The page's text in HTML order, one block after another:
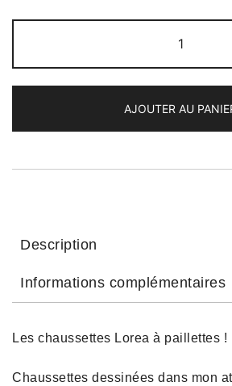
de
Lorea
AJOUTER AU
Description
Informations complémentaires
Les chaussettes Lorea à paillettes !
Chaussettes dessinées dans mon